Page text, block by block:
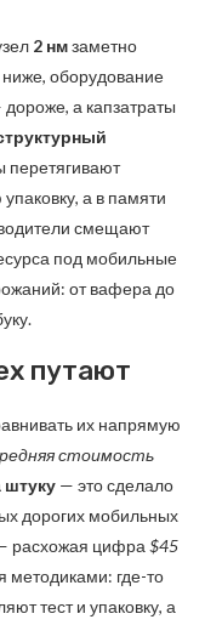
2 нмзаметно
оборудование
а капзатраты
перетягивают
а в памяти
смещают
под мобильные
от вафера до
путают
их напрямую
стоимость
штуку — это сделало
дорогих мобильных
расхожая цифра $45
методиками: где-то
тест и упаковку, а